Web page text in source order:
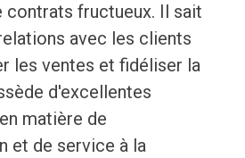
contrats fructueux. Il sait
avec les clients
les ventes et fidéliser la
d'excellentes
matière de
et de service à la